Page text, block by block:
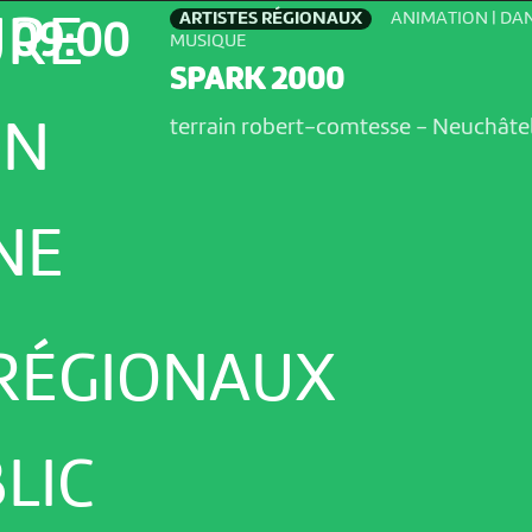
09:00
ARTISTES RÉGIONAUX
ANIMATION |
MUSIQUE
SPARK 2000
terrain robert-comtesse -